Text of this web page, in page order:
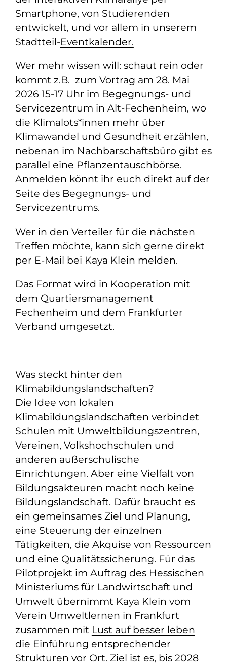
Smartphone, von Studierenden
entwickelt, und vor allem in unserem
Stadtteil-Eventkalender.
Wer mehr wissen will: schaut rein oder
kommt z.B. zum Vortrag am 28. Mai
2026 15-17 Uhr im Begegnungs- und
Servicezentrum in Alt-Fechenheim, wo
die Klimalots*innen mehr über
Klimawandel und Gesundheit erzählen,
nebenan im Nachbarschaftsbüro gibt es
parallel eine Pflanzentauschbörse.
Anmelden könnt ihr euch direkt auf der
Seite des Begegnungs- und
Servicezentrums.
Wer in den Verteiler für die nächsten
Treffen möchte, kann sich gerne direkt
per E-Mail bei Kaya Klein melden.
Das Format wird in Kooperation mit
dem Quartiersmanagement
Fechenheim und dem Frankfurter
Verband umgesetzt.
Was steckt hinter den
Klimabildungslandschaften?
Die Idee von lokalen
Klimabildungslandschaften verbindet
Schulen mit Umweltbildungszentren,
Vereinen, Volkshochschulen und
anderen außerschulische
Einrichtungen. Aber eine Vielfalt von
Bildungsakteuren macht noch keine
Bildungslandschaft. Dafür braucht es
ein gemeinsames Ziel und Planung,
eine Steuerung der einzelnen
Tätigkeiten, die Akquise von Ressourcen
und eine Qualitätssicherung. Für das
Pilotprojekt im Auftrag des Hessischen
Ministeriums für Landwirtschaft und
Umwelt übernimmt Kaya Klein vom
Verein Umweltlernen in Frankfurt
zusammen mit Lust auf besser leben
die Einführung entsprechender
Strukturen vor Ort. Ziel ist es, bis 2028